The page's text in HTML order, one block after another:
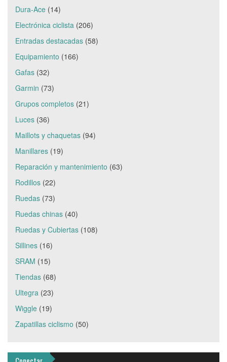
Dura-Ace (14)
Electrónica ciclista (206)
Entradas destacadas (58)
Equipamiento (166)
Gafas (32)
Garmin (73)
Grupos completos (21)
Luces (36)
Maillots y chaquetas (94)
Manillares (19)
Reparación y mantenimiento (63)
Rodillos (22)
Ruedas (73)
Ruedas chinas (40)
Ruedas y Cubiertas (108)
Sillines (16)
SRAM (15)
Tiendas (68)
Ultegra (23)
Wiggle (19)
Zapatillas ciclismo (50)